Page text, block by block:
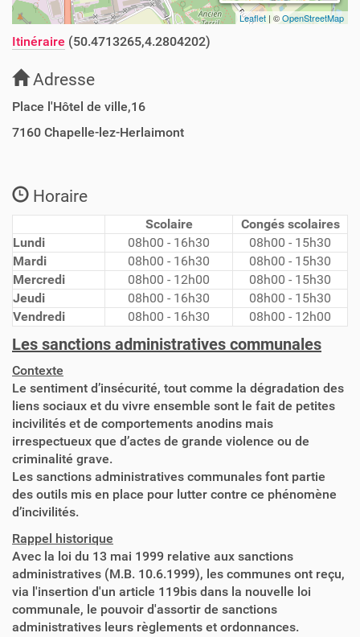
Leaflet | ©OpenStreetMap
Itinéraire (50.4713265,4.2804202)
Adresse
Place l'Hôtel de ville,16
7160 Chapelle-lez-Herlaimont
Horaire
Scolaire
Congés scolaires
Lundi
08h00 - 16h30
08h00 - 15h30
Mardi
08h00 - 16h30
08h00 - 15h30
Mercredi
08h00 - 12h00
08h00 - 15h30
Jeudi
08h00 - 16h30
08h00 - 15h30
Vendredi
08h00 - 16h30 08h00 - 12h00
Les sanctions administratives communales
Contexte
Le sentiment d’insécurité, tout comme la dégradation des
liens sociaux et du vivre ensemble sont le fait de petites
incivilités et de comportements anodins mais
irrespectueux que d’actes de grande violence ou de
criminalité grave.
Les sanctions administratives communales font partie
des outils mis en place pour lutter contre ce phénomène
d’incivilités.
Rappel historique
Avec la loi du 13 mai 1999 relative aux sanctions
administratives (M.B. 10.6.1999), les communes ont reçu,
via l'insertion d'un article 119bis dans la nouvelle loi
communale, le pouvoir d'assortir de sanctions
administratives leurs règlements et ordonnances.